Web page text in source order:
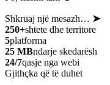
Shkruaj një mesazh… ➤
250+shtete dhe territore
5platforma
25 MBndarje skedarësh
24/7qasje nga webi
Gjithçka që të duhet